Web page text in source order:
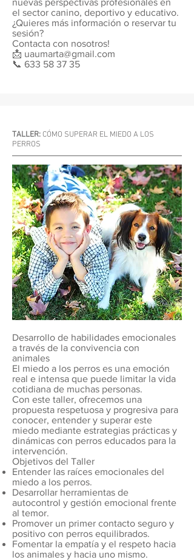
nuevas perspectivas profesionales en
el sector canino, deportivo y educativo.
¿Quieres más información o reservar tu
sesión?
Contacta con nosotros!
📩 uaumarta@gmail.com
📞 633 58 37 35
TALLER:CÓMO SUPERAR EL MIEDO A LOS
PERROS
Desarrollo de habilidades emocionales
a través de la convivencia con
animales
El miedo a los perros es una emoción
real e intensa que puede limitar la vida
cotidiana de muchas personas.
Con este taller, ofrecemos una
propuesta respetuosa y progresiva para
conocer, entender y superar este
miedo mediante estrategias prácticas y
dinámicas con perros educados para la
intervención.
Objetivos del Taller
Entender las raíces emocionales del
miedo a los perros.
Desarrollar herramientas de
autocontrol y gestión emocional frente
al temor.
Promover un primer contacto seguro y
positivo con perros equilibrados.
Fomentar la empatía y el respeto hacia
los animales y hacia uno mismo.